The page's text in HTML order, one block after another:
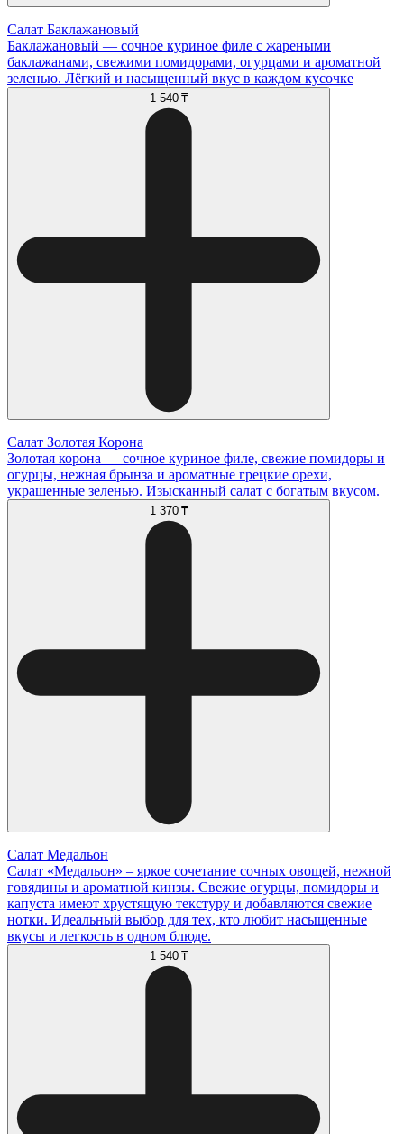
Салат Баклажановый
Баклажановый — сочное куриное филе с жареными
баклажанами, свежими помидорами, огурцами и ароматной
зеленью. Лёгкий и насыщенный вкус в каждом кусочке
1 540 ₸
Салат Золотая Корона
Золотая корона — сочное куриное филе, свежие помидоры и
огурцы, нежная брынза и ароматные грецкие орехи,
украшенные зеленью. Изысканный салат с богатым вкусом.
1 370 ₸
Салат Медальон
Салат «Медальон» – яркое сочетание сочных овощей, нежной
говядины и ароматной кинзы. Свежие огурцы, помидоры и
капуста имеют хрустящую текстуру и добавляются свежие
нотки. Идеальный выбор для тех, кто любит насыщенные
вкусы и легкость в одном блюде.
1 540 ₸